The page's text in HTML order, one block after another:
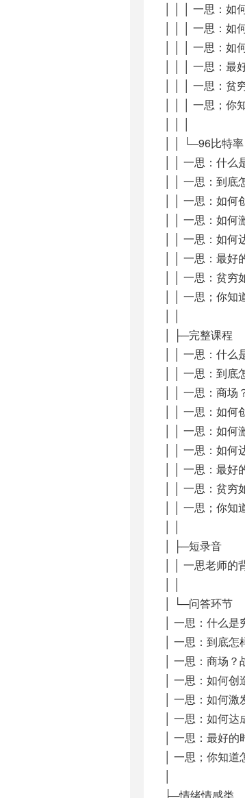
│ │ │ 一思：
│ │ │ 一思：如
│ │ │ 一思：
│ │ │ 一思：
│ │ │ 一思：贫
│ │ │ 一思；
│ │ └─96比特率
│ │ 一思：什
│ │ 一思：到
│ │ 一思：如
│ │ 一思：如
│ │ 一思：如
│ │ 一思：最
│ │ 一思：贫
│ │ 一思；你
│ ├─完整课程
│ │ 一思：什
│ │ 一思：到
│ │ 一思：商
│ │ 一思：如
│ │ 一思：如
│ │ 一思：如
│ │ 一思：最
│ │ 一思：贫
│ │ 一思；你
│ ├─短录音
│ │ 一思老师
│ └─问答环节
│ 一思：什么
│ 一思：到底
│ 一思：商场
│ 一思：如何
│ 一思：如何
│ 一思：如何
│ 一思：最好
│ 一思；你知